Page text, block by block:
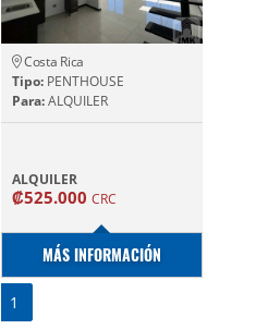
Costa Rica
Tipo:PENTHOUSE
Para:ALQUILER
ALQUILER
₡525.000 CRC
MÁS INFORMACIÓN
1